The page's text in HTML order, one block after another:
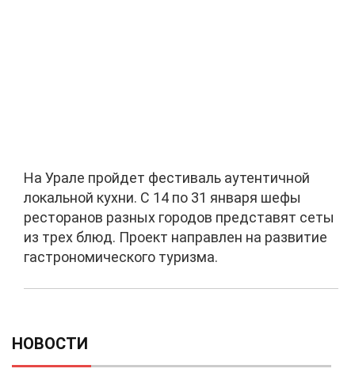
На Урале пройдет фестиваль аутентичной
локальной кухни. С 14 по 31 января шефы
ресторанов разных городов представят сеты
из трех блюд. Проект направлен на развитие
гастрономического туризма.
НОВОСТИ